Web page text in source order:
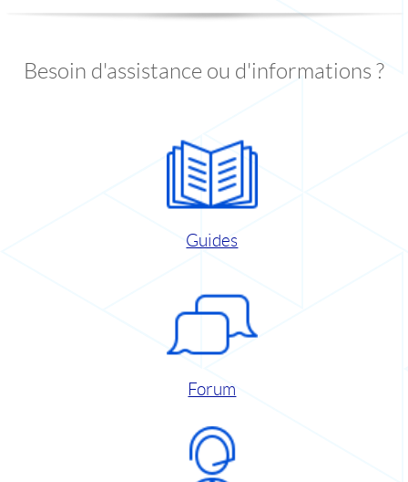
Besoin d'assistance ou d'informations ?
Guides
Forum